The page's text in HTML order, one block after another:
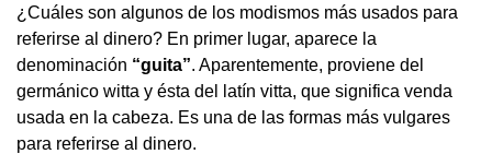
¿Cuáles son algunos de los modismos más usados para
referirse al dinero? En primer lugar, aparece la
denominación “guita”. Aparentemente, proviene del
germánico witta y ésta del latín vitta, que significa venda
usada en la cabeza. Es una de las formas más vulgares
para referirse al dinero.